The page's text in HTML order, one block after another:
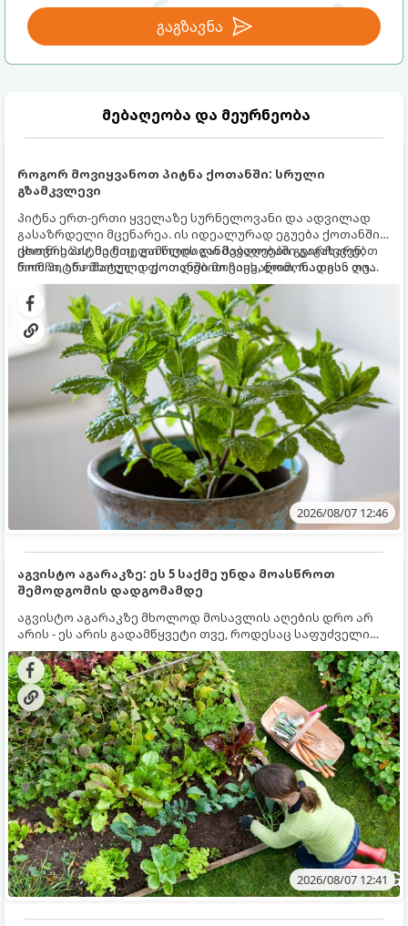
გაგზავნა
მებაღეობა და მეურნეობა
როგორ მოვიყვანოთ პიტნა ქოთანში: სრული
გზამკვლევი
პიტნა ერთ-ერთი ყველაზე სურნელოვანი და ადვილად
გასაზრდელი მცენარეა. ის იდეალურად ეგუება ქოთანში
ცხოვრებას, მეტიც, გამოცდილი მებაღეები გვირჩევენ,
რომ პიტნა მხოლოდ ქოთანში მოვიყვანოთ, რადგან ღია
გრუნტში (ბაღში) დარგვისას ის ფესვებით ძალიან
სწრაფად ვრცელდება და სხვა მცენარეებს ავიწროებს.
ქოთნის პიტნა მთელი წლის განმავლობაში გაგახარებთ
ნორჩი, არომატული ფოთლებით ჩაის, ლიმონათისა თუ
კერძებისთვის.
2026/08/07 12:46
აგვისტო აგარაკზე: ეს 5 საქმე უნდა მოასწროთ
შემოდგომის დადგომამდე
აგვისტო აგარაკზე მხოლოდ მოსავლის აღების დრო არ
არის - ეს არის გადამწყვეტი თვე, როდესაც საფუძველი
ეყრება მომავალი წლის მოსავალს და ბაღი მზადდება
შემოდგომა-ზამთრის სეზონისთვის. იმისათვის, რომ
ნიადაგმა ენერგია აღიდგინოს, ხოლო მცენარეებმა
ზამთარს გაუძლონ, აგვისტოს ბოლომდე 5
მნიშვნელოვანი საქმის გაკეთება უნდა მოასწროთ:
2026/08/07 12:41